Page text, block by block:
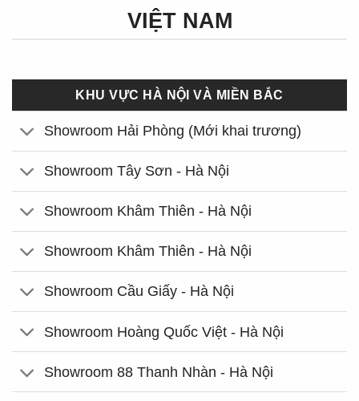
VIỆT NAM
KHU VỰC HÀ NỘI VÀ MIỀN BẮC
Showroom Hải Phòng (Mới khai trương)
Showroom Tây Sơn - Hà Nội
Showroom Khâm Thiên - Hà Nội
Showroom Khâm Thiên - Hà Nội
Showroom Cầu Giấy - Hà Nội
Showroom Hoàng Quốc Việt - Hà Nội
Showroom 88 Thanh Nhàn - Hà Nội